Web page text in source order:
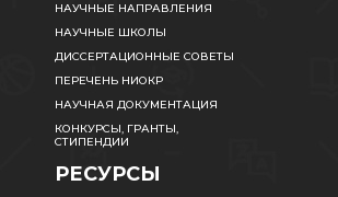
НАУЧНЫЕ НАПРАВЛЕНИЯ
НАУЧНЫЕ ШКОЛЫ
ДИССЕРТАЦИОННЫЕ СОВЕТЫ
ПЕРЕЧЕНЬ НИОКР
НАУЧНАЯ ДОКУМЕНТАЦИЯ
КОНКУРСЫ, ГРАНТЫ,
СТИПЕНДИИ
РЕСУРСЫ